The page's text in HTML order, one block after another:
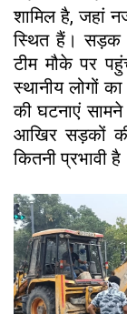
शामिल है, जहां
स्थित हैं। सड़क
टीम मौके पर
स्थानीय लोगों
की घटनाएं
आखिर सड़कों की
कितनी प्रभावी